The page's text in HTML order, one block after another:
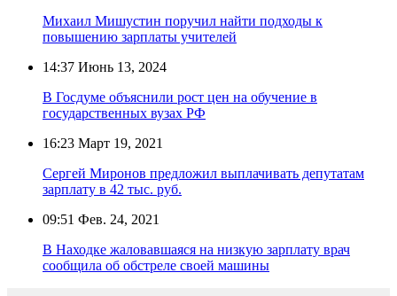
Михаил Мишустин поручил найти подходы к
повышению зарплаты учителей
14:37 Июнь 13, 2024
В Госдуме объяснили рост цен на обучение в
государственных вузах РФ
16:23 Март 19, 2021
Сергей Миронов предложил выплачивать депутатам
зарплату в 42 тыс. руб.
09:51 Фев. 24, 2021
В Находке жаловавшаяся на низкую зарплату врач
сообщила об обстреле своей машины